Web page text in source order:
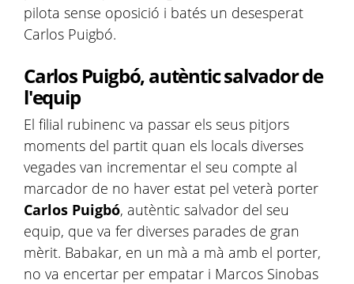
pilota sense oposició i batés un desesperat
Carlos Puigbó.
Carlos Puigbó, autèntic salvador de
l'equip
El filial rubinenc va passar els seus pitjors
moments del partit quan els locals diverses
vegades van incrementar el seu compte al
marcador de no haver estat pel veterà porter
Carlos Puigbó, autèntic salvador del seu
equip, que va fer diverses parades de gran
mèrit. Babakar, en un mà a mà amb el porter,
no va encertar per empatar i Marcos Sinobas